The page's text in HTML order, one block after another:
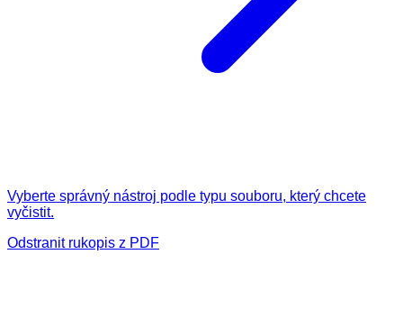
Vyberte správný nástroj podle typu souboru, který chcete
vyčistit.
Odstranit rukopis z PDF